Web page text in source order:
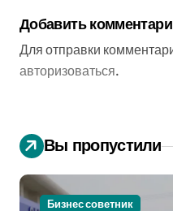
Добавить
Для отправки
авторизоваться.
Вы пропустили
Бизнес советник